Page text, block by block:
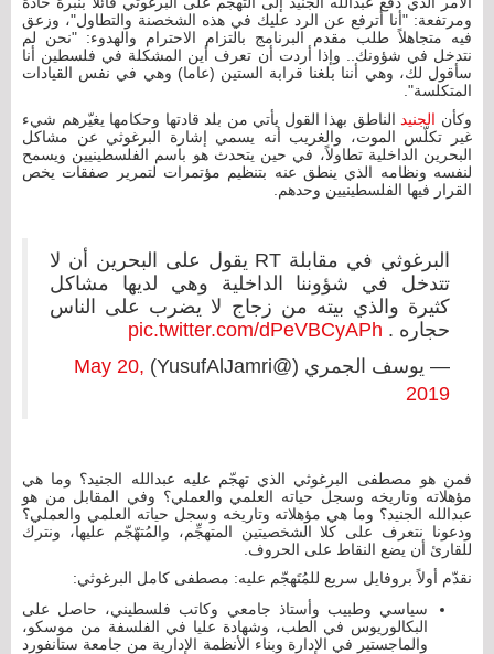
ومرتفعة: "أنا أترفع عن الرد عليك في هذه الشخصنة والتطاول"، وزعق
فيه متجاهلاً طلب مقدم البرنامج بالتزام الاحترام والهدوء: "نحن لم
نتدخل في شؤونك.. وإذا أردت أن تعرف أين المشكلة في فلسطين أنا
سأقول لك، وهي أننا بلغنا قرابة الستين (عاما) وهي في نفس القيادات
المتكلسة".
وكأن الجنيد الناطق بهذا القول يأتي من بلد قادتها وحكامها يغيّرهم شيء
غير تكلّس الموت، والغريب أنه يسمي إشارة البرغوثي عن مشاكل
البحرين الداخلية تطاولاً، في حين يتحدث هو باسم الفلسطينيين ويسمح
لنفسه ونظامه الذي ينطق عنه بتنظيم مؤتمرات لتمرير صفقات يخص
القرار فيها الفلسطينيين وحدهم.
البرغوثي في مقابلة RT يقول على البحرين أن لا
تتدخل في شؤوننا الداخلية وهي لديها مشاكل
كثيرة والذي بيته من زجاج لا يضرب على الناس
حجاره . pic.twitter.com/dPeVBCyAPh
— يوسف الجمري (@YusufAlJamri)
May 20,
2019
فمن هو مصطفى البرغوثي الذي تهجّم عليه عبدالله الجنيد؟ وما هي
مؤهلاته وتاريخه وسجل حياته العلمي والعملي؟ وفي المقابل من هو
عبدالله الجنيد؟ وما هي مؤهلاته وتاريخه وسجل حياته العلمي والعملي؟
ودعونا نتعرف على كلا الشخصيتين المتهجِّم، والمُتهّجّم عليها، ونترك
للقارئ أن يضع النقاط على الحروف.
نقدّم أولاً بروفايل سريع للمُتَهجّم عليه: مصطفى كامل البرغوثي:
سياسي وطبيب وأستاذ جامعي وكاتب فلسطيني، حاصل على
البكالوريوس في الطب، وشهادة عليا في الفلسفة من موسكو،
والماجستير في الإدارة وبناء الأنظمة الإدارية من جامعة ستانفورد